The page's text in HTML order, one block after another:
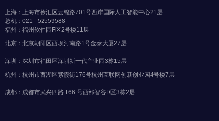
上海：上海市徐汇区云锦路701号西岸国际人工智能中心21层
总机：021 - 52559588
福州：福州软件园F区2号楼11层
北京：北京朝阳区西坝河南路1号金泰大厦27层
深圳：深圳市福田区深圳新一代产业园3栋15层
杭州：杭州市西湖区紫霞街176号杭州互联网创新创业园4号楼7层
成都：成都市武兴四路 166 号西部智谷D区3栋2层